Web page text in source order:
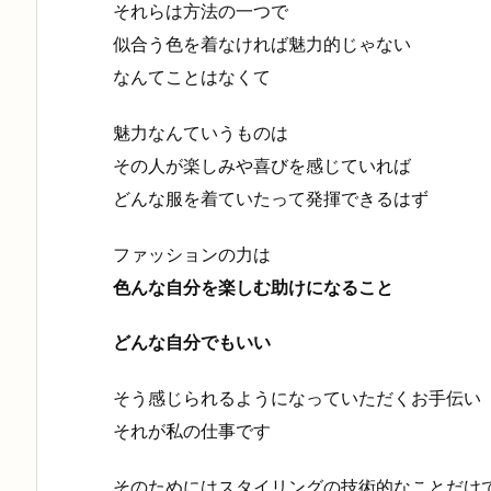
それらは方法の一つで
似合う色を着なければ魅力的じゃない
なんてことはなくて
魅力なんていうものは
その人が楽しみや喜びを感じていれば
どんな服を着ていたって発揮できるはず
ファッションの力は
色んな自分を楽しむ助けになること
どんな自分でもいい
そう感じられるようになっていただくお手伝い
それが私の仕事です
そのためにはスタイリングの技術的なことだけ